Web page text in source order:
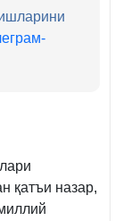
қатъи назар,